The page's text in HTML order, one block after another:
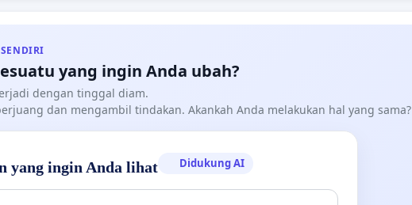
yang ingin Anda ubah?
dengan tinggal diam.
dan mengambil tindakan. Akankah Anda melakukan hal yang sama?
yang ingin Anda lihat Didukung AI